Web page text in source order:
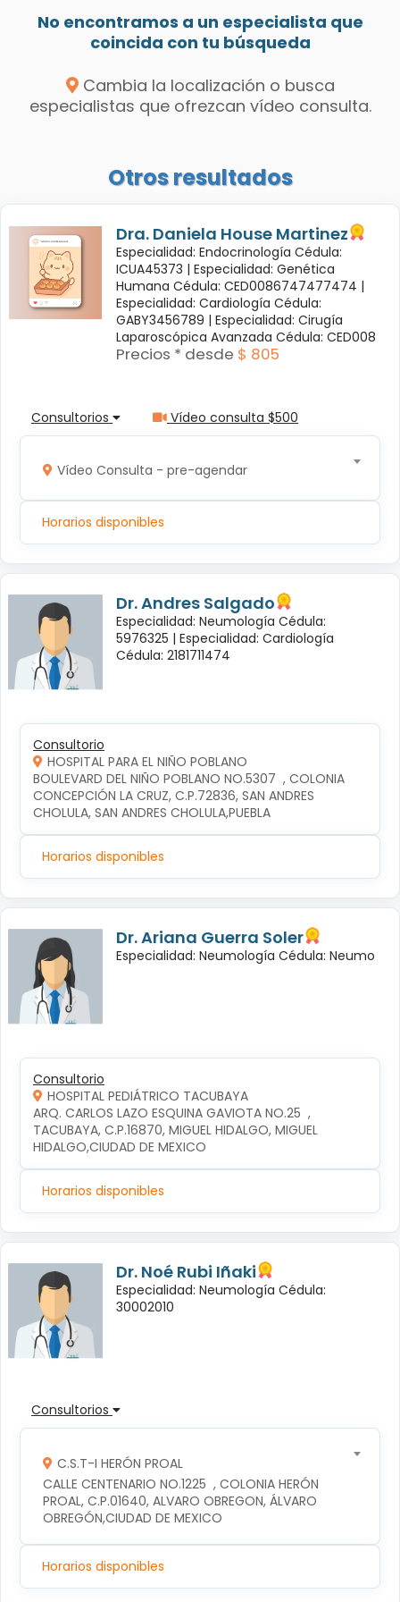
No encontramos a un especialista que
coincida con tu búsqueda
Cambia la localización o busca
especialistas que ofrezcan vídeo consulta.
Otros resultados
Dra. Daniela House Martinez
Especialidad: Endocrinología Cédula:
ICUA45373 | Especialidad: Genética
Humana Cédula: CED0086747477474 |
Especialidad: Cardiología Cédula:
GABY3456789 | Especialidad: Cirugía
Laparoscópica Avanzada Cédula: CED008
Precios * desde $ 805
Consultorios Vídeo consulta $500
Vídeo Consulta - pre-agendar
Horarios disponibles
Dr. Andres Salgado
Especialidad: Neumología Cédula:
5976325 | Especialidad: Cardiología
Cédula: 2181711474
Consultorio
HOSPITAL PARA EL NIÑO POBLANO
BOULEVARD DEL NIÑO POBLANO NO.5307  , COLONIA
CONCEPCIÓN LA CRUZ, C.P.72836, SAN ANDRES
CHOLULA, SAN ANDRES CHOLULA,PUEBLA
Horarios disponibles
Dr. Ariana Guerra Soler
Especialidad: Neumología Cédula: Neumo
Consultorio
HOSPITAL PEDIÁTRICO TACUBAYA
ARQ. CARLOS LAZO ESQUINA GAVIOTA NO.25  ,
TACUBAYA, C.P.16870, MIGUEL HIDALGO, MIGUEL
HIDALGO,CIUDAD DE MEXICO
Horarios disponibles
Dr. Noé Rubi Iñaki
Especialidad: Neumología Cédula:
30002010
Consultorios
C.S.T-I HERÓN PROAL
CALLE CENTENARIO NO.1225  , COLONIA HERÓN
PROAL, C.P.01640, ALVARO OBREGON, ÁLVARO
OBREGÓN,CIUDAD DE MEXICO
Horarios disponibles